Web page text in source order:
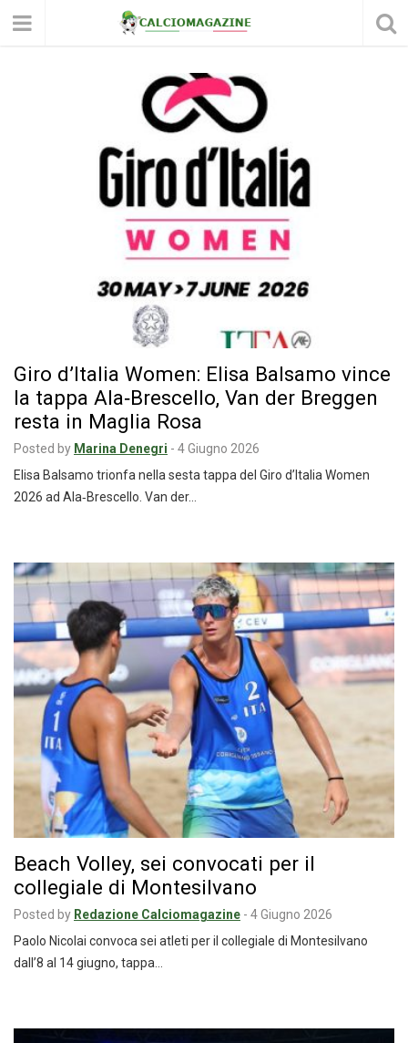
Giro d’Italia Women: Elisa Balsamo vince
la tappa Ala‑Brescello, Van der Breggen
resta in Maglia Rosa
Posted by Marina Denegri - 4 Giugno 2026
Elisa Balsamo trionfa nella sesta tappa del Giro d’Italia Women
2026 ad Ala‑Brescello. Van der…
Beach Volley, sei convocati per il
collegiale di Montesilvano
Posted by Redazione Calciomagazine - 4 Giugno 2026
Paolo Nicolai convoca sei atleti per il collegiale di Montesilvano
dall’8 al 14 giugno, tappa…